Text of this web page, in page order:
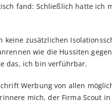
fand: Schließlich hatte ich
keine zusätzlichen
wie die Hussiten
das, ich bin verführbar.
Werbung von allen
mich, der Firma Scout